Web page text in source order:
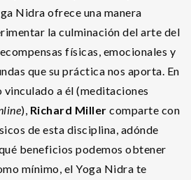
Nidra ofrece una manera
la culminación del arte del
físicas, emocionales y
que su práctica nos aporta. En
a él (meditaciones
), Richard Miller comparte con
de esta disciplina, adónde
beneficios podemos obtener
mínimo, el Yoga Nidra te